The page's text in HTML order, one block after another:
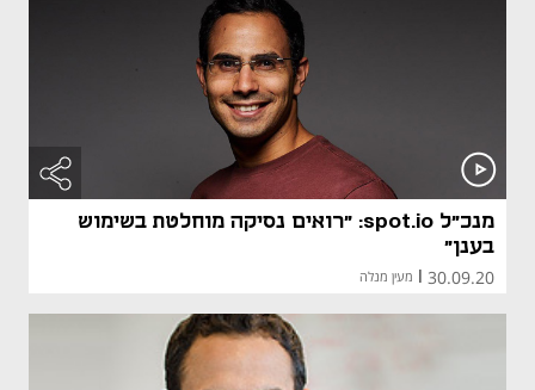
מנכ"ל spot.io: "רואים נסיקה מוחלטת בשימוש
בענן"
30.09.20 מעין מנלה